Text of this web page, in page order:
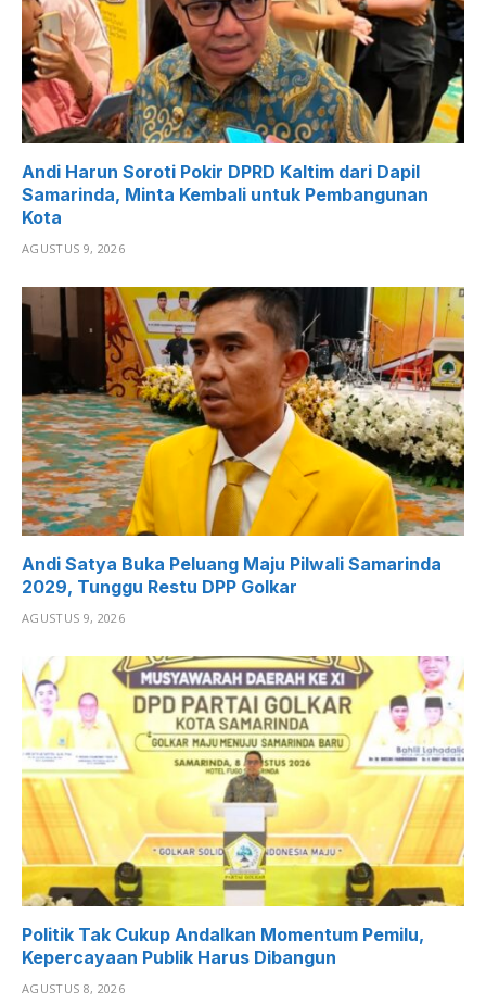
Andi Harun Soroti Pokir DPRD Kaltim dari Dapil
Samarinda, Minta Kembali untuk Pembangunan
Kota
AGUSTUS 9, 2026
Andi Satya Buka Peluang Maju Pilwali Samarinda
2029, Tunggu Restu DPP Golkar
AGUSTUS 9, 2026
Politik Tak Cukup Andalkan Momentum Pemilu,
Kepercayaan Publik Harus Dibangun
AGUSTUS 8, 2026